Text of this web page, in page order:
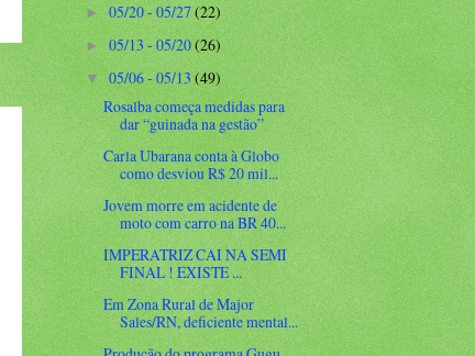
►05/20 - 05/27(22)
►05/13 - 05/20(26)
▼ 05/06 - 05/13(49)
Rosalba começa medidas para
dar “guinada na gestão”
Carla Ubarana conta à Globo
como desviou R$ 20 mil...
Jovem morre em acidente de
moto com carro na BR 40...
IMPERATRIZ CAI NA SEMI
FINAL ! EXISTE ...
Em Zona Rural de Major
Sales/RN, deficiente mental...